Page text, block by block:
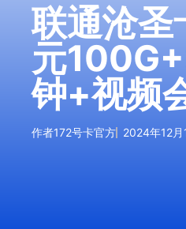
联通沧
元
钟+视频
作者172号卡官方 2024年12月